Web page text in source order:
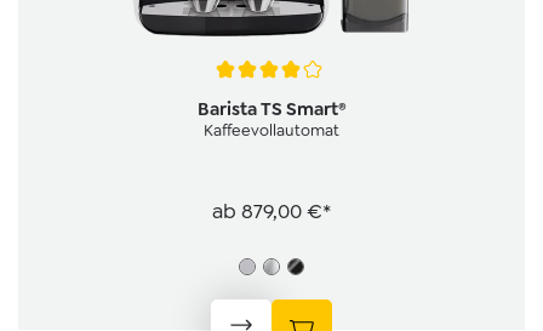
Durchschnittliche Bewertung von 4.1 von 5 Sternen
Barista TS Smart®
Kaffeevollautomat
ab 879,00 €*